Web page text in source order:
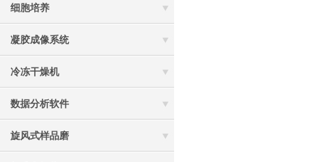
细胞培养
凝胶成像系统
冷冻干燥机
数据分析软件
旋风式样品磨